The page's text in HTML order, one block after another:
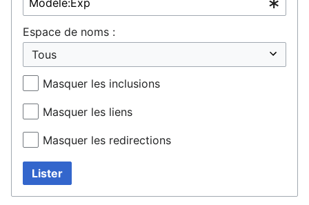
Espace de noms :
Masquer les inclusions
Masquer les liens
Masquer les redirections
Lister